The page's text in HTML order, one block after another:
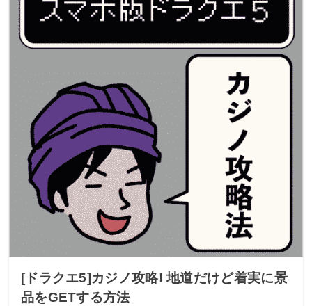
[ドラクエ5]カジノ攻略! 地道だけど着実に景
品をGETする方法